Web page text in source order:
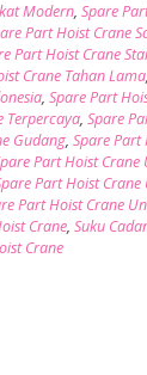
Modern,Spare
Part Hoist Crane
Part Hoist Crane
Crane Tahan Lama
,Spare Part
Terpercaya,Spare
Gudang,Spare Part
Part Hoist
Part Hoist
Part Hoist Crane
Crane,Suku
Crane